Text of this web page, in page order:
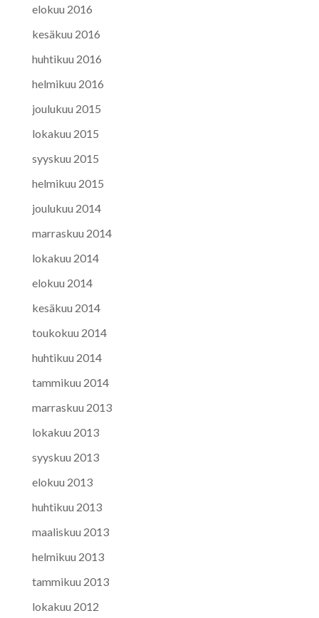
elokuu 2016
kesäkuu 2016
huhtikuu 2016
helmikuu 2016
joulukuu 2015
lokakuu 2015
syyskuu 2015
helmikuu 2015
joulukuu 2014
marraskuu 2014
lokakuu 2014
elokuu 2014
kesäkuu 2014
toukokuu 2014
huhtikuu 2014
tammikuu 2014
marraskuu 2013
lokakuu 2013
syyskuu 2013
elokuu 2013
huhtikuu 2013
maaliskuu 2013
helmikuu 2013
tammikuu 2013
lokakuu 2012